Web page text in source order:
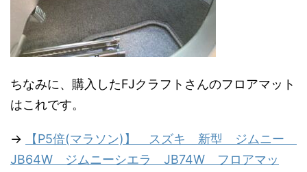
ちなみに、購入したFJクラフトさんのフロアマット
はこれです。
→
【P5倍(マラソン)】 スズキ 新型 ジムニー
JB64W ジムニーシエラ JB74W フロアマッ